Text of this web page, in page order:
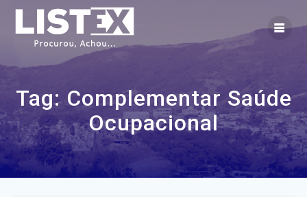
Tag: Complementar Saúde
Ocupacional